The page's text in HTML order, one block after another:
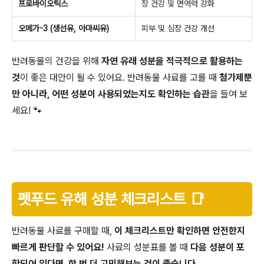
프로바이오틱스 장 건강 및 면역력 강화
오메가-3 (생선유, 아마씨유) 피부 및 심장 건강 개선
반려동물의 건강을 위해 자연 유래 성분을 적극적으로 활용하는
것이 좋은 대안이 될 수 있어요. 반려동물 사료를 고를 때 첨가제뿐
만 아니라, 어떤 성분이 사용되었는지도 확인하는 습관을 들여 보
세요! 🐾
펫푸드 유해 성분 체크리스트 📑
반려동물 사료를 구매할 때, 이 체크리스트만 확인하면 안전한지
빠르게 판단할 수 있어요! 사료의 성분표를 볼 때 다음 성분이 포